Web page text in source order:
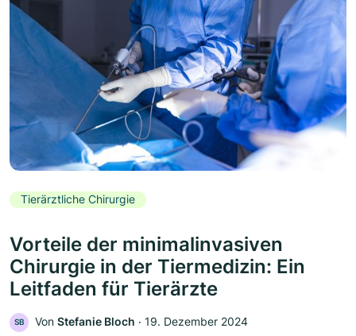
Tierärztliche Chirurgie
Vorteile der minimalinvasiven
Chirurgie in der Tiermedizin: Ein
Leitfaden für Tierärzte
SB Von Stefanie Bloch ‧ 19. Dezember 2024